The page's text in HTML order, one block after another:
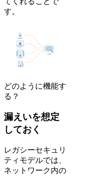
す。
どのように機能す
る？
漏えいを想定
しておく
レガシーセキュリ
ティモデルでは、
ネットワーク内の